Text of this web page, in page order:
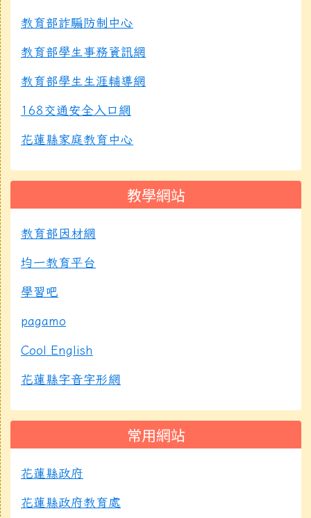
教育部詐騙防制中心
教育部學生事務資訊網
教育部學生生涯輔導網
168交通安全入口網
花蓮縣家庭教育中心
教學網站
教育部因材網
均一教育平台
學習吧
pagamo
Cool English
花蓮縣字音字形網
常用網站
花蓮縣政府
花蓮縣政府教育處